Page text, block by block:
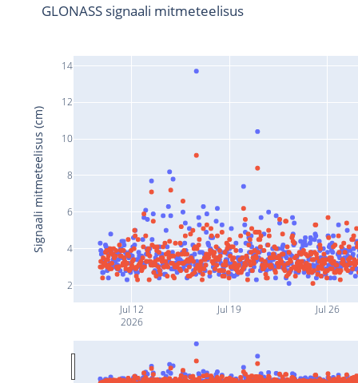
Jul 12
2026
Jul 19 Jul 26
2
4
6
8
10
12
14
GLONASS signaali mitmeteelisus
Signaali mitmeteelisus (cm)